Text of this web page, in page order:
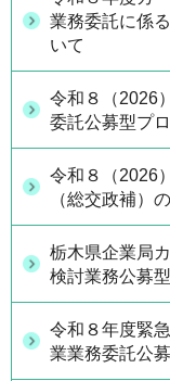
業務委託に係
いて
令和８（2026
委託公募型プ
令和８（2026
（総交政補）
栃木県企業局
検討業務公募
令和８年度緊
業業務委託公